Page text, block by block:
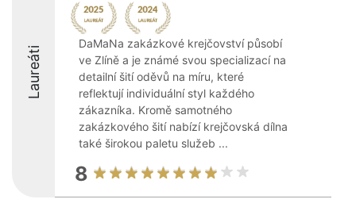
Laureáti
DaMaNa zakázkové krejčovství působí
ve Zlíně a je známé svou specializací na
detailní šití oděvů na míru, které
reflektují individuální styl každého
zákazníka. Kromě samotného
zakázkového šití nabízí krejčovská dílna
také širokou paletu služeb ...
8